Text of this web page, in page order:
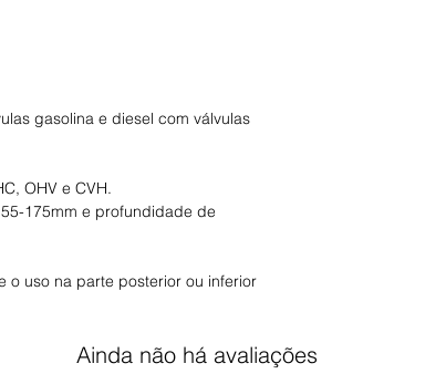
gasolina e diesel com válvulas
OHV e CVH.
175mm e profundidade de
o uso na parte posterior ou inferior
Ainda não há avaliações